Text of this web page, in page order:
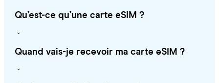
Qu’est-ce qu’une carte eSIM ?
Quand vais-je recevoir ma carte eSIM ?